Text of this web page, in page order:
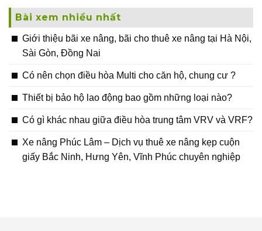
Bài xem nhiều nhất
Giới thiệu bãi xe nâng, bãi cho thuê xe nâng tại Hà Nội,
Sài Gòn, Đồng Nai
Có nên chọn điều hòa Multi cho căn hộ, chung cư ?
Thiết bị bảo hộ lao động bao gồm những loại nào?
Có gì khác nhau giữa điều hòa trung tâm VRV và VRF?
Xe nâng Phúc Lâm – Dịch vụ thuê xe nâng kẹp cuộn
giấy Bắc Ninh, Hưng Yên, Vĩnh Phúc chuyên nghiệp